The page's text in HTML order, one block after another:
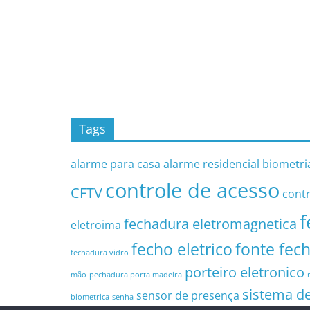
Tags
alarme para casa alarme residencial
CFTVcontrole de acesso
eletroima fechadura eletromagnetica
fechadura vidro fecho eletricofonte
mão pechadura porta madeira porteiro eletronico
biometrica senha sensor de presença sistema